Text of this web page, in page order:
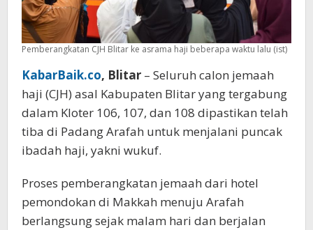
Pemberangkatan CJH Blitar ke asrama haji beberapa waktu lalu (ist)
KabarBaik.co, Blitar – Seluruh calon jemaah
haji (CJH) asal Kabupaten Blitar yang tergabung
dalam Kloter 106, 107, dan 108 dipastikan telah
tiba di Padang Arafah untuk menjalani puncak
ibadah haji, yakni wukuf.
Proses pemberangkatan jemaah dari hotel
pemondokan di Makkah menuju Arafah
berlangsung sejak malam hari dan berjalan